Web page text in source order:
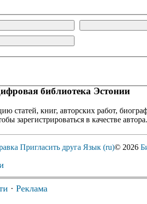
библиотека Эстонии
статей, книг, авторских работ,
зарегистрироваться в качестве автора.
Пригласить друга Язык (ru)© 2026
· Реклама